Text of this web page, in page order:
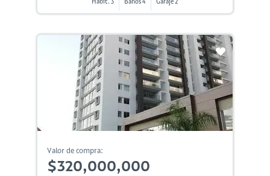
Valor de compra:
$320,000,000